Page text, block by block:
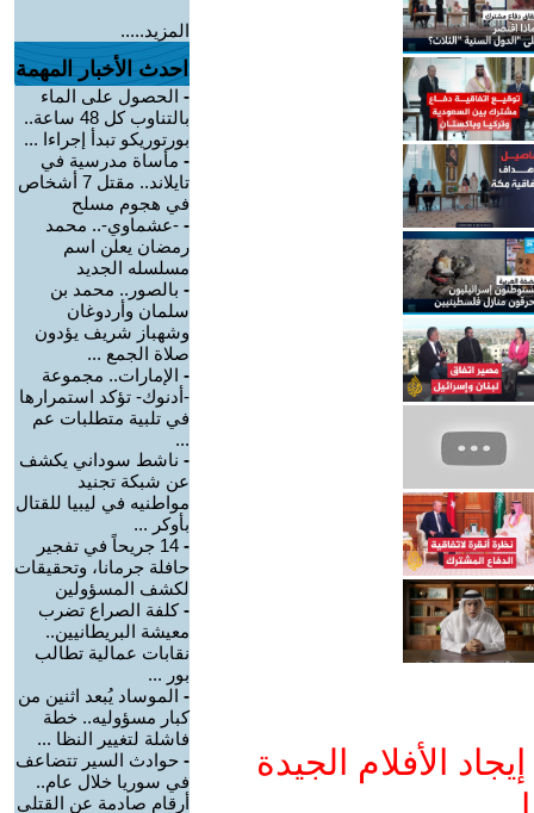
الأفلام الجيدة
المزيد.....
احدث الأخبار المهمة
- الحصول على الماء
بالتناوب كل 48 ساعة..
بورتوريكو تبدأ إجراءا ...
- مأساة مدرسية في
تايلاند.. مقتل 7 أشخاص
في هجوم مسلح
- -عشماوي-.. محمد
رمضان يعلن اسم
مسلسله الجديد
- بالصور.. محمد بن
سلمان وأردوغان
وشهباز شريف يؤدون
صلاة الجمع ...
- الإمارات.. مجموعة
-أدنوك- تؤكد استمرارها
في تلبية متطلبات عم
...
- ناشط سوداني يكشف
عن شبكة تجنيد
مواطنيه في ليبيا للقتال
بأوكر ...
-
14 جريحاً في تفجير
حافلة جرمانا، وتحقيقات
لكشف المسؤولين
-كلفة الصراع تضرب
معيشة البريطانيين..
نقابات عمالية تطالب
بور ...
- الموساد يُبعد اثنين من
كبار مسؤوليه.. خطة
فاشلة لتغيير النظا ...
- حوادث السير تتضاعف
في سوريا خلال عام..
أرقام صادمة عن القتلى